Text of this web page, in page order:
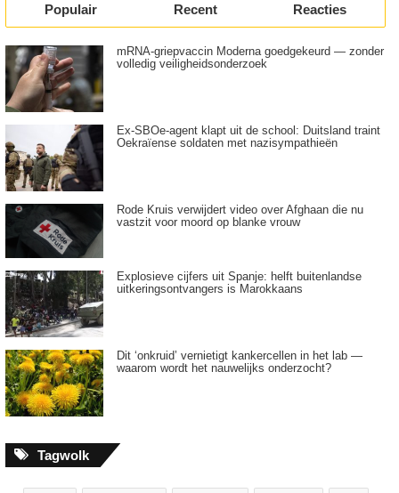
Populair Recent Reacties
mRNA-griepvaccin Moderna goedgekeurd — zonder
volledig veiligheidsonderzoek
Ex-SBOe-agent klapt uit de school: Duitsland traint
Oekraïense soldaten met nazisympathieën
Rode Kruis verwijdert video over Afghaan die nu
vastzit voor moord op blanke vrouw
Explosieve cijfers uit Spanje: helft buitenlandse
uitkeringsontvangers is Marokkaans
Dit ‘onkruid’ vernietigt kankercellen in het lab —
waarom wordt het nauwelijks onderzocht?
Tagwolk